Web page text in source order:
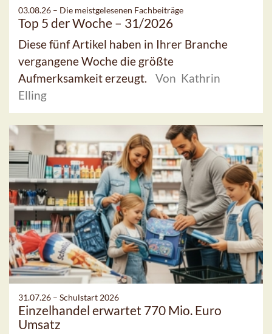
03.08.26 – Die meistgelesenen Fachbeiträge
Top 5 der Woche – 31/2026
Diese fünf Artikel haben in Ihrer Branche
vergangene Woche die größte
Aufmerksamkeit erzeugt.
Von Kathrin
Elling
31.07.26 – Schulstart 2026
Einzelhandel erwartet 770 Mio. Euro
Umsatz